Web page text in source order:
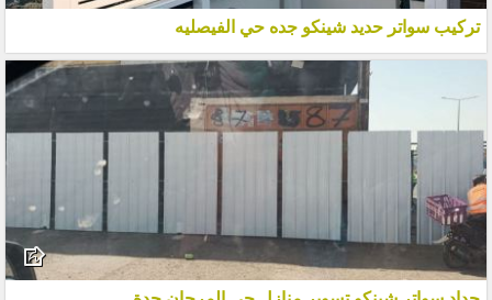
تركيب سواتر حديد شينكو جده حي الفيصليه